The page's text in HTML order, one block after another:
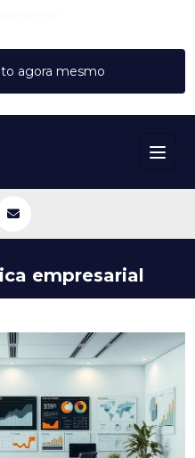
agora mesmo
EMPRESARIAL
empresarial